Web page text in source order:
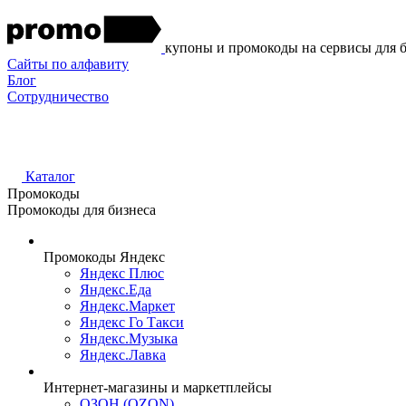
купоны и промокоды на сервисы для
Сайты по алфавиту
Блог
Сотрудничество
Каталог
Промокоды
Промокоды для бизнеса
Промокоды Яндекс
Яндекс Плюс
Яндекс.Еда
Яндекс.Маркет
Яндекс Го Такси
Яндекс.Музыка
Яндекс.Лавка
Интернет-магазины и маркетплейсы